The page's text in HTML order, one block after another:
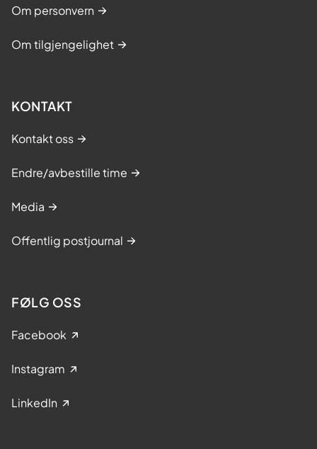
Om personvern
Om tilgjengelighet
KONTAKT
Kontakt oss
Endre/avbestille time
Media
Offentlig postjournal
FØLG OSS
Facebook
Instagram
LinkedIn